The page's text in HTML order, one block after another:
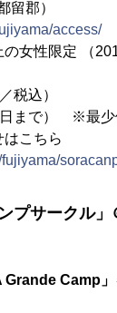
留郡）
access/
性限定 （
税込）
まで） ※最少
こちら
プサークル
Camp